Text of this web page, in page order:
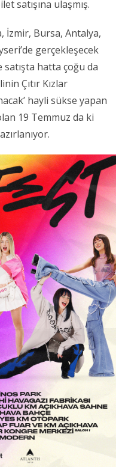
satışına ulaşmış.
İzmir, Bursa, Antalya,
gerçekleşecek
satışta hatta çoğu da
Çıtır Kızlar
hayli sükse yapan
19 Temmuz da ki